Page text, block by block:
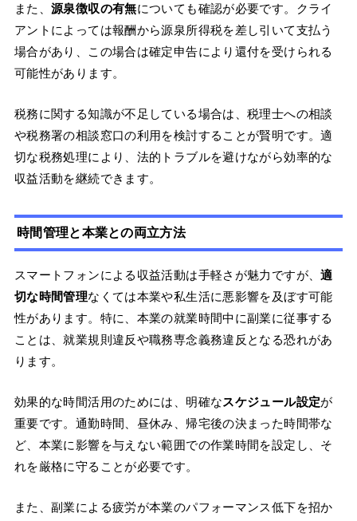
また、源泉徴収の有無についても確認が必要です。クライ
アントによっては報酬から源泉所得税を差し引いて支払う
場合があり、この場合は確定申告により還付を受けられる
可能性があります。
税務に関する知識が不足している場合は、税理士への相談
や税務署の相談窓口の利用を検討することが賢明です。適
切な税務処理により、法的トラブルを避けながら効率的な
収益活動を継続できます。
時間管理と本業との両立方法
スマートフォンによる収益活動は手軽さが魅力ですが、適
切な時間管理なくては本業や私生活に悪影響を及ぼす可能
性があります。特に、本業の就業時間中に副業に従事する
ことは、就業規則違反や職務専念義務違反となる恐れがあ
ります。
効果的な時間活用のためには、明確なスケジュール設定が
重要です。通勤時間、昼休み、帰宅後の決まった時間帯な
ど、本業に影響を与えない範囲での作業時間を設定し、そ
れを厳格に守ることが必要です。
また、副業による疲労が本業のパフォーマンス低下を招か